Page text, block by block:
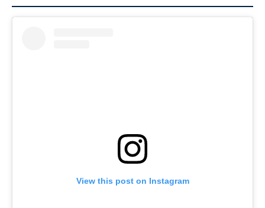
View this post on Instagram